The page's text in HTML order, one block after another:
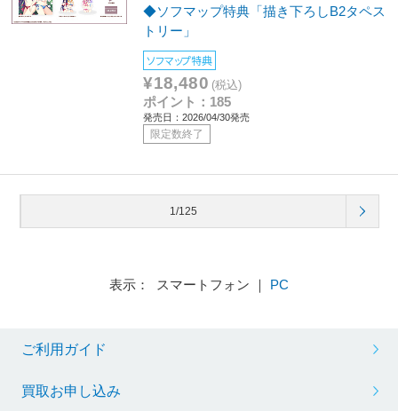
◆ソフマップ特典「描き下ろしB2タペス
トリー」
ソフマップ特典
¥18,480 (税込)
ポイント：185
発売日：2026/04/30発売
限定数終了
1/125
表示： スマートフォン ｜ PC
ご利用ガイド
買取お申し込み